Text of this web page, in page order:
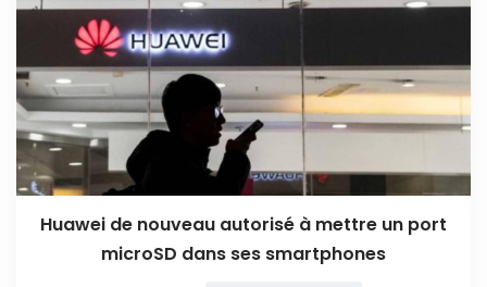
Huawei de nouveau autorisé à mettre un port
microSD dans ses smartphones